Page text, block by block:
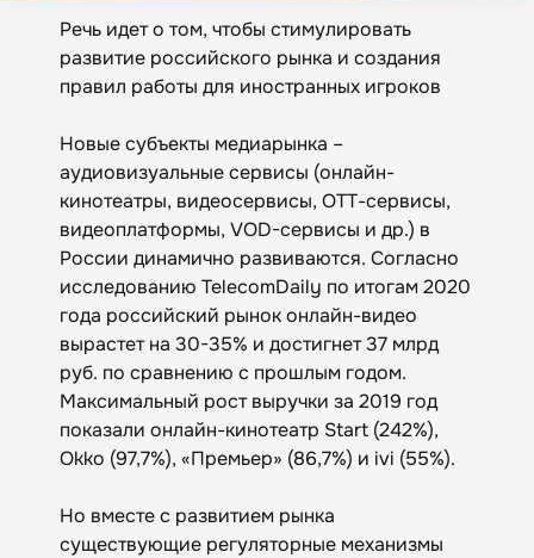
Речь идет о том, чтобы стимулировать
развитие российского рынка и создания
правил работы для иностранных игроков
Новые субъекты медиарынка –
аудиовизуальные сервисы (онлайн-
кинотеатры, видеосервисы, ОТТ-сервисы,
видеоплатформы, VOD-сервисы и др.) в
России динамично развиваются. Согласно
исследованию TelecomDaily по итогам 2020
года российский рынок онлайн-видео
вырастет на 30-35% и достигнет 37 млрд
руб. по сравнению с прошлым годом.
Максимальный рост выручки за 2019 год
показали онлайн-кинотеатр Start (242%),
Okko (97,7%), «Премьер» (86,7%) и ivi (55%).
Но вместе с развитием рынка
существующие регуляторные механизмы